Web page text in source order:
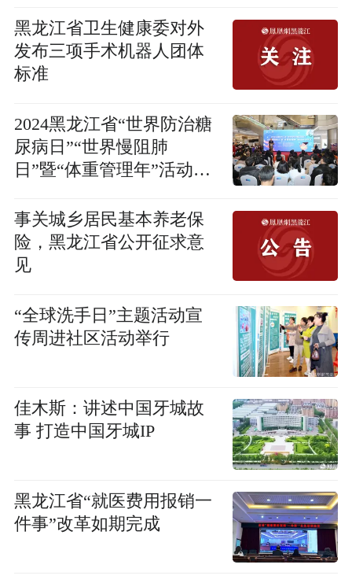
黑龙江省卫生健康委对外
发布三项手术机器人团体
标准
2024黑龙江省“世界防治糖
尿病日”“世界慢阻肺
日”暨“体重管理年”活动启
事关城乡居民基本养老保
险，黑龙江省公开征求意
见
“全球洗手日”主题活动宣
传周进社区活动举行
佳木斯：讲述中国牙城故
事 打造中国牙城IP
黑龙江省“就医费用报销一
件事”改革如期完成